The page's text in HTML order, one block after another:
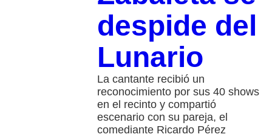
despide del
Lunario
La cantante recibió un
reconocimiento por sus 40 shows
en el recinto y compartió
escenario con su pareja, el
comediante Ricardo Pérez